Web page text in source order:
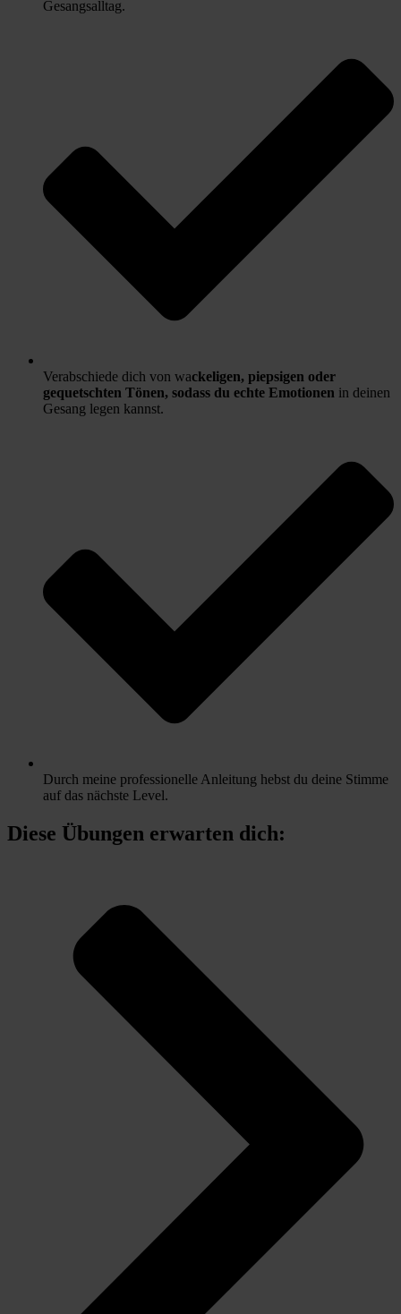
Gesangsalltag.
Verabschiede dich von wackeligen, piepsigen oder
gequetschten Tönen, sodass du echte Emotionen in deinen
Gesang legen kannst.
Durch meine professionelle Anleitung hebst du deine Stimme
auf das nächste Level.
Diese Übungen erwarten dich: